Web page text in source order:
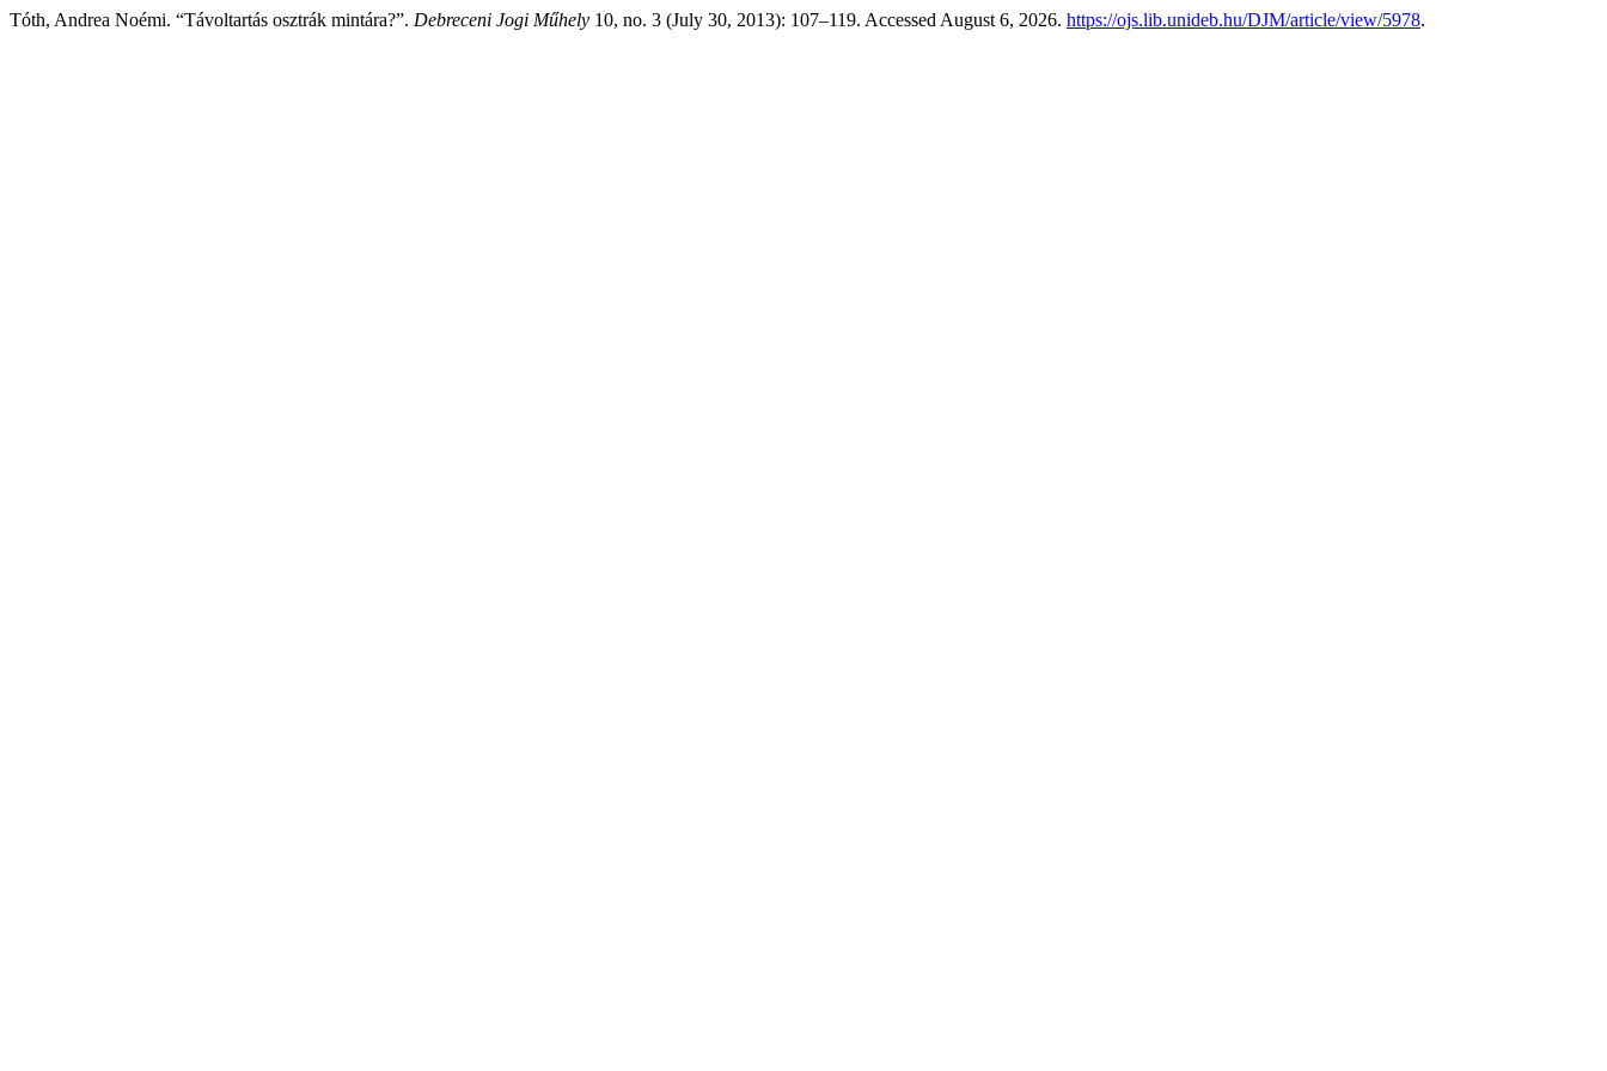
Tóth, Andrea Noémi. “Távoltartás osztrák mintára?”. Debreceni Jogi Műhely 10, no. 3 (July 30, 2013): 107–119. Accessed August 6, 2026. https://ojs.lib.unideb.hu/DJM/article/view/5978.